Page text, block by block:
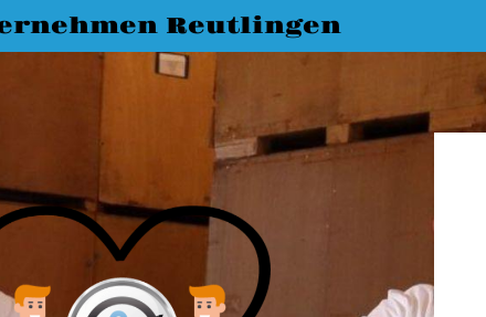
Reutlingen